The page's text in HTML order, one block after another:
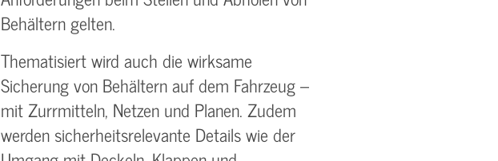
Behältern gelten.
Thematisiert wird auch die wirksame
Sicherung von Behältern auf dem Fahrzeug –
mit Zurrmitteln, Netzen und Planen. Zudem
werden sicherheitsrelevante Details wie der